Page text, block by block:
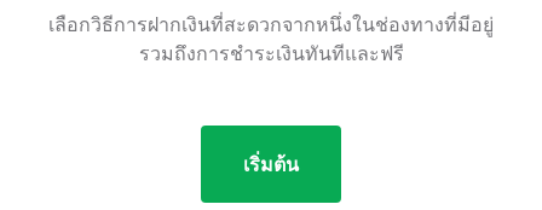
เลือกวิธีการฝากเงินที่สะดวกจากหนึ่งในช่องทางที่มีอยู่
รวมถึงการชำระเงินทันทีและฟรี
เริ่มต้น